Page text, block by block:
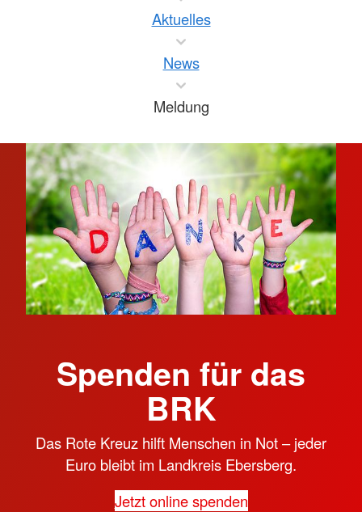
Aktuelles
News
Meldung
Spenden für das
BRK
Das Rote Kreuz hilft Menschen in Not – jeder
Euro bleibt im Landkreis Ebersberg.
Jetzt online spenden